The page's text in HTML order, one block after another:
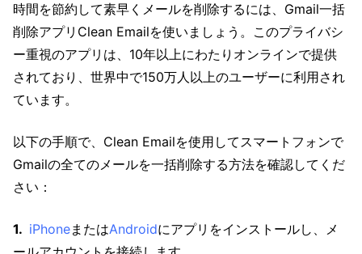
時間を節約して素早くメールを削除するには、Gmail一括
削除アプリClean Emailを使いましょう。このプライバシ
ー重視のアプリは、10年以上にわたりオンラインで提供
されており、世界中で150万人以上のユーザーに利用され
ています。
以下の手順で、Clean Emailを使用してスマートフォンで
Gmailの全てのメールを一括削除する方法を確認してくだ
さい：
iPhoneまたはAndroidにアプリをインストールし、メ